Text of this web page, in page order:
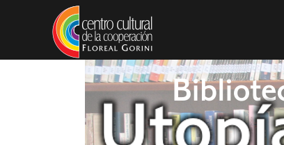
Pasar al contenido principal